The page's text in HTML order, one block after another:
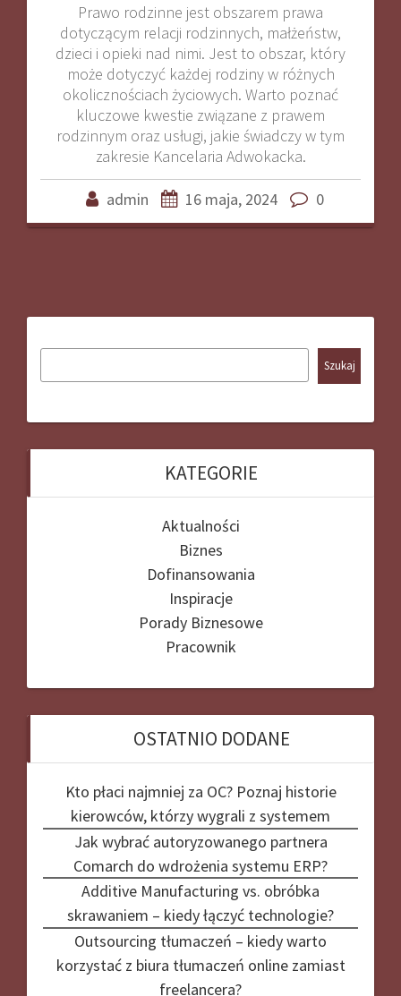
Prawo rodzinne jest obszarem prawa
dotyczącym relacji rodzinnych, małżeństw,
dzieci i opieki nad nimi. Jest to obszar, który
może dotyczyć każdej rodziny w różnych
okolicznościach życiowych. Warto poznać
kluczowe kwestie związane z prawem
rodzinnym oraz usługi, jakie świadczy w tym
zakresie Kancelaria Adwokacka.
admin 16 maja, 2024 0
Szukaj
KATEGORIE
Aktualności
Biznes
Dofinansowania
Inspiracje
Porady Biznesowe
Pracownik
OSTATNIO DODANE
Kto płaci najmniej za OC? Poznaj historie
kierowców, którzy wygrali z systemem
Jak wybrać autoryzowanego partnera
Comarch do wdrożenia systemu ERP?
Additive Manufacturing vs. obróbka
skrawaniem – kiedy łączyć technologie?
Outsourcing tłumaczeń – kiedy warto
korzystać z biura tłumaczeń online zamiast
freelancera?